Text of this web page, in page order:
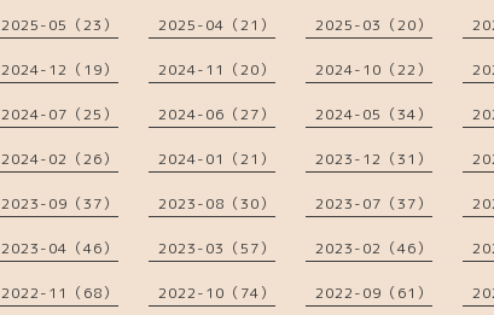
2025-05（23） 2025-04（21） 2025-03（20）
2024-12（19） 2024-11（20） 2024-10（22）
2024-07（25） 2024-06（27） 2024-05（34）
2024-02（26） 2024-01（21） 2023-12（31）
2023-09（37） 2023-08（30） 2023-07（37）
2023-04（46） 2023-03（57） 2023-02（46）
2022-11（68） 2022-10（74） 2022-09（61）